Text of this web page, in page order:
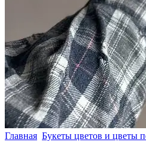
Главная Букеты цветов и цветы